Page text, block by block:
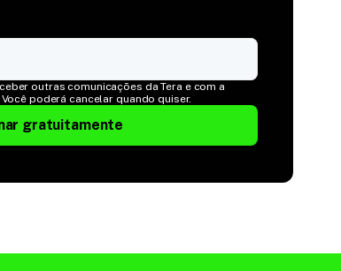
outras comunicações da Tera e com a
poderá cancelar quando quiser.
gratuitamente